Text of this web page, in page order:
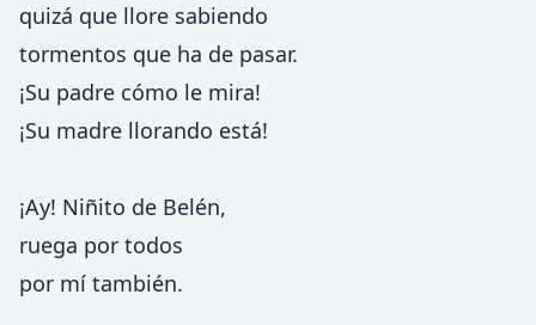
quizá que llore sabiendo
tormentos que ha de pasar.
¡Su padre cómo le mira!
¡Su madre llorando está!
¡Ay! Niñito de Belén,
ruega por todos
por mí también.